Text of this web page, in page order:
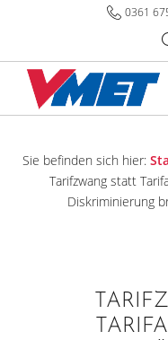
0361
Sie befinden sich hier:
Tarifzwang statt
Diskriminierung